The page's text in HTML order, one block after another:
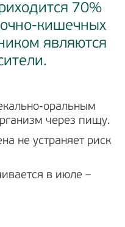
70%
кишечных
являются
оральным
через пищу.
не устраняет риск
в июле –